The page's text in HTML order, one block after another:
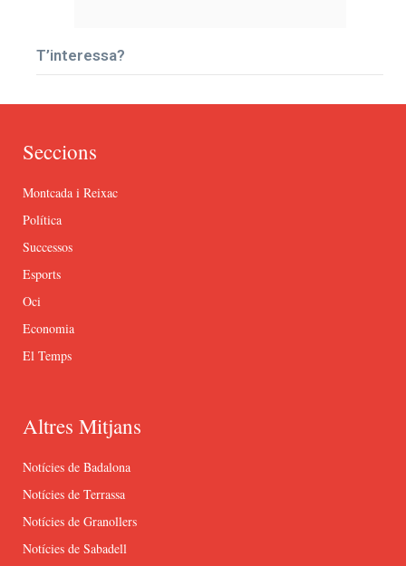
T’interessa?
Seccions
Montcada i Reixac
Política
Successos
Esports
Oci
Economia
El Temps
Altres Mitjans
Notícies de Badalona
Notícies de Terrassa
Notícies de Granollers
Notícies de Sabadell